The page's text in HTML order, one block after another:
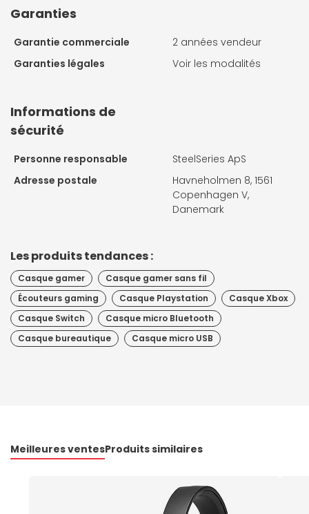
Garanties
Garantie commerciale
2 années vendeur
Garanties légales
Voir les modalités
Informations de
sécurité
Personne responsable
SteelSeries ApS
Adresse postale
Havneholmen 8, 1561
Copenhagen V,
Danemark
Les produits tendances :
Casque gamer
Casque gamer sans fil
Écouteurs gaming
Casque Playstation
Casque Xbox
Casque Switch
Casque micro Bluetooth
Casque bureautique
Casque micro USB
Meilleures ventesProduits similaires